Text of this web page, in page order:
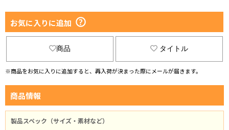
お気に入りに追加
商品 タイトル
※商品をお気に入りに追加すると、再入荷が決まった際にメールが届きます。
商品情報
製品スペック（サイズ・素材など）